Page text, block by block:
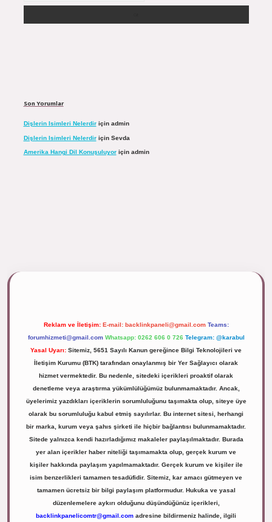
Son Yorumlar
Dişlerin Isimleri Nelerdiriçin admin
Dişlerin Isimleri Nelerdiriçin Sevda
Amerika Hangi Dil Konuşuluyoriçin admin
Reklam ve İletişim: E-mail: backlinkpaneli@gmail.com Teams:
forumhizmeti@gmail.com Whatsapp: 0262 606 0 726 Telegram: @karabul
Yasal Uyarı: Sitemiz, 5651 Sayılı Kanun gereğince Bilgi Teknolojileri ve
İletişim Kurumu (BTK) tarafından onaylanmış bir Yer Sağlayıcı olarak
hizmet vermektedir. Bu nedenle, sitedeki içerikleri proaktif olarak
denetleme veya araştırma yükümlülüğümüz bulunmamaktadır. Ancak,
üyelerimiz yazdıkları içeriklerin sorumluluğunu taşımakta olup, siteye üye
olarak bu sorumluluğu kabul etmiş sayılırlar. Bu internet sitesi, herhangi
bir marka, kurum veya şahıs şirketi ile hiçbir bağlantısı bulunmamaktadır.
Sitede yalnızca kendi hazırladığımız makaleler paylaşılmaktadır. Burada
yer alan içerikler haber niteliği taşımamakta olup, gerçek kurum ve
kişiler hakkında paylaşım yapılmamaktadır. Gerçek kurum ve kişiler ile
isim benzerlikleri tamamen tesadüfidir. Sitemiz, kar amacı gütmeyen ve
tamamen ücretsiz bir bilgi paylaşım platformudur. Hukuka ve yasal
düzenlemelere aykırı olduğunu düşündüğünüz içerikleri,
backlinkpanelicomtr@gmail.com adresine bildirmeniz halinde, ilgili